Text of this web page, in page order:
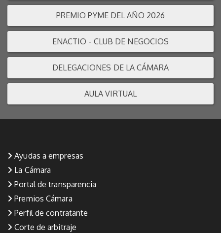
PREMIO PYME DEL AÑO 2026
ENACTIO - CLUB DE NEGOCIOS
DELEGACIONES DE LA CÁMARA
AULA VIRTUAL
Ayudas a empresas
La Cámara
Portal de transparencia
Premios Cámara
Perfil de contratante
Corte de arbitraje